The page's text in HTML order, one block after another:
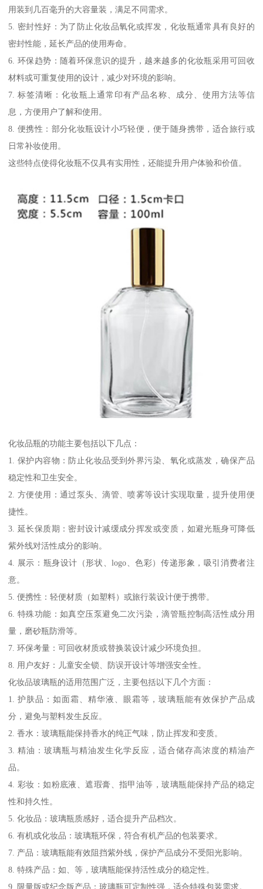
用装到几百毫升的大容量装，满足不同需求。
5. 密封性好：为了防止化妆品氧化或挥发，化妆瓶通常具有良好的
密封性能，延长产品的使用寿命。
6. 环保趋势：随着环保意识的提升，越来越多的化妆瓶采用可回收
材料或可重复使用的设计，减少对环境的影响。
7. 标签清晰：化妆瓶上通常印有产品名称、成分、使用方法等信
息，方便用户了解和使用。
8. 便携性：部分化妆瓶设计小巧轻便，便于随身携带，适合旅行或
日常补妆使用。
这些特点使得化妆瓶不仅具有实用性，还能提升用户体验和价值。
化妆品瓶的功能主要包括以下几点：
1. 保护内容物：防止化妆品受到外界污染、氧化或蒸发，确保产品
稳定性和卫生安全。
2. 方便使用：通过泵头、滴管、喷雾等设计实现取量，提升使用便
捷性。
3. 延长保质期：密封设计减缓成分挥发或变质，如避光瓶身可降低
紫外线对活性成分的影响。
4. 展示：瓶身设计（形状、logo、色彩）传递形象，吸引消费者注
意。
5. 便携性：轻便材质（如塑料）或旅行装设计便于携带。
6. 特殊功能：如真空压泵避免二次污染，滴管瓶控制高活性成分用
量，磨砂瓶防滑等。
7. 环保考量：可回收材质或替换装设计减少环境负担。
8. 用户友好：儿童安全锁、防误开设计等增强安全性。
化妆品玻璃瓶的适用范围广泛，主要包括以下几个方面：
1. 护肤品：如面霜、精华液、眼霜等，玻璃瓶能有效保护产品成
分，避免与塑料发生反应。
2. 香水：玻璃瓶能保持香水的纯正气味，防止挥发和变质。
3. 精油：玻璃瓶与精油发生化学反应，适合储存高浓度的精油产
品。
4. 彩妆：如粉底液、遮瑕膏、指甲油等，玻璃瓶能保持产品的稳定
性和持久性。
5. 化妆品：玻璃瓶质感好，适合提升产品档次。
6. 有机或化妆品：玻璃瓶环保，符合有机产品的包装要求。
7. 产品：玻璃瓶能有效阻挡紫外线，保护产品成分不受阳光影响。
8. 特殊产品：如、等，玻璃瓶能保持活性成分的稳定性。
9. 限量版或纪念版产品：玻璃瓶可定制性强，适合特殊包装需求。